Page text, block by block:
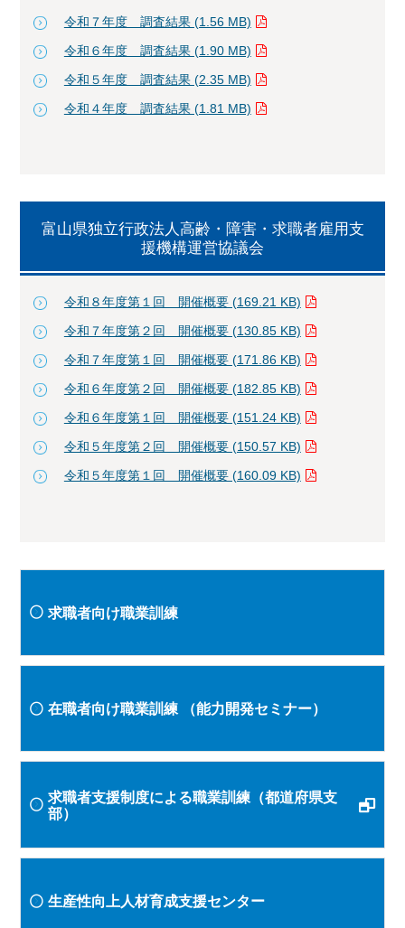
令和７年度 調査結果 (1.56 MB)
令和６年度 調査結果 (1.90 MB)
令和５年度 調査結果 (2.35 MB)
令和４年度 調査結果 (1.81 MB)
富山県独立行政法人高齢・障害・求職者雇用支
援機構運営協議会
令和８年度第１回 開催概要 (169.21 KB)
令和７年度第２回 開催概要 (130.85 KB)
令和７年度第１回 開催概要 (171.86 KB)
令和６年度第２回 開催概要 (182.85 KB)
令和６年度第１回 開催概要 (151.24 KB)
令和５年度第２回 開催概要 (150.57 KB)
令和５年度第１回 開催概要 (160.09 KB)
求職者向け職業訓練
在職者向け職業訓練 （能力開発セミナー）
求職者支援制度による職業訓練（都道府県支
部）
生産性向上人材育成支援センター